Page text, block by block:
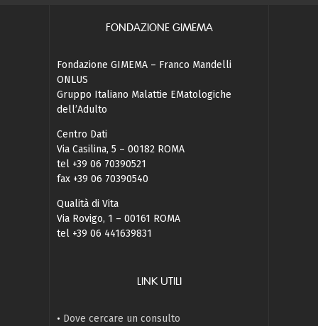
FONDAZIONE GIMEMA
Fondazione GIMEMA – Franco Mandelli
ONLUS
Gruppo Italiano Malattie EMatologiche
dell’Adulto
Centro Dati
Via Casilina, 5 – 00182 ROMA
tel +39 06 70390521
fax +39 06 70390540
Qualità di Vita
Via Rovigo, 1 – 00161 ROMA
tel +39 06 441639831
LINK UTILI
• Dove cercare un consulto